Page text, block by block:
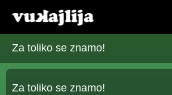
Za toliko se znamo!
Za toliko se znamo!